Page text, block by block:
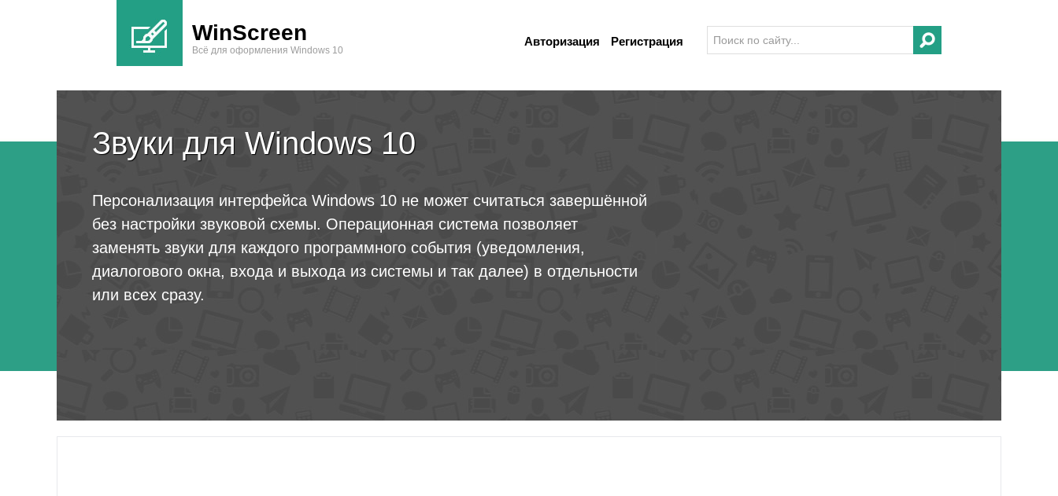
WinScreen
Всё для оформления Windows 10
Авторизация Регистрация
Звуки для Windows 10
Персонализация интерфейса Windows 10 не может считаться завершённой
без настройки звуковой схемы. Операционная система позволяет
заменять звуки для каждого программного события (уведомления,
диалогового окна, входа и выхода из системы и так далее) в отдельности
или всех сразу.